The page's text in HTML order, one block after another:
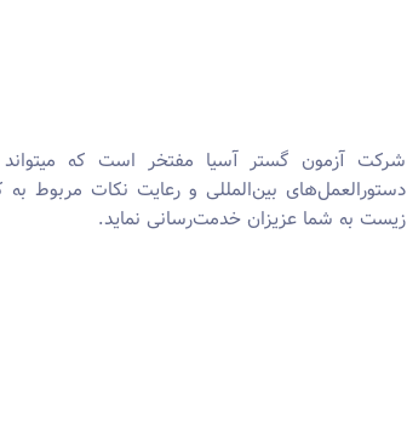
شرکت آزمون گستر آسیا مفتخر است که میتواند
دستورالعمل‌های بین‌المللی و رعایت نکات مربوط
زیست به شما عزیزان خدمت‌رسانی نماید.